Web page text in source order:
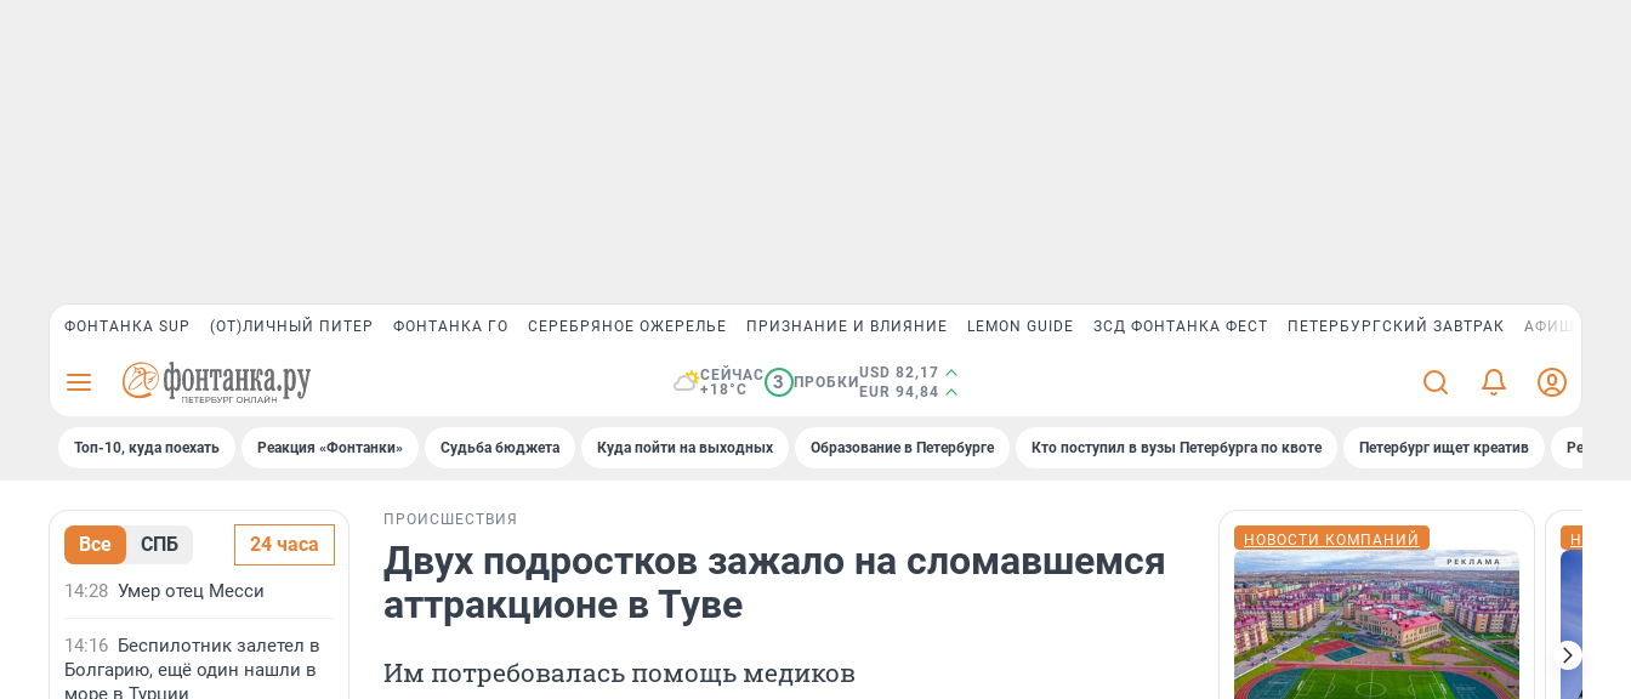
ФОНТАНКА SUP (ОТ)ЛИЧНЫЙ ПИТЕР ФОНТАНКА ГО СЕРЕБРЯНОЕ ОЖЕРЕЛЬЕ ПРИЗНАНИЕ И ВЛИЯНИЕ LEMON GUIDE ЗСД ФОНТАНКА ФЕСТ ПЕТЕРБУРГСКИЙ ЗАВТРАК АФИША PLUS
СЕЙЧАС
+18°C
3 ПРОБКИ
USD 82,17
EUR 94,84
Топ-10, куда поехать Реакция «Фонтанки» Судьба бюджета Куда пойти на выходных Образование в Петербурге Кто поступил в вузы Петербурга по квоте Петербург ищет креатив
Все СПБ 24 часа
14:28 Умер отец Месси
14:16 Беспилотник залетел в
Болгарию, ещё один нашли в
море в Турции
ПРОИСШЕСТВИЯ
Двух подростков зажало на сломавшемся
аттракционе в Туве
Им потребовалась помощь медиков
НОВОСТИ КОМПАНИЙ